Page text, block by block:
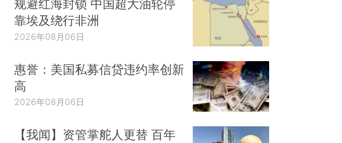
规避红海封锁 中国超大油轮停
靠埃及绕行非洲
2026年08月06日
惠誉：美国私募信贷违约率创新
高
2026年08月06日
【我闻】资管掌舵人更替 百年